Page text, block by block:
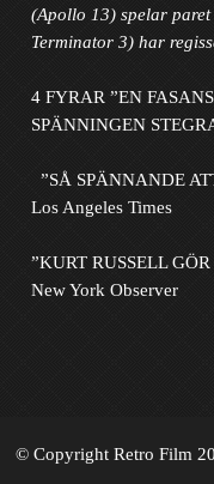
(Apollo 13) spelar
Terminator 3) har
4 FYRAR ”EN
SPÄNNINGEN
”SÅ SPÄNNANDE
Los Angeles Times
”KURT RUSSELL
New York Observer
© Copyright Retro Film